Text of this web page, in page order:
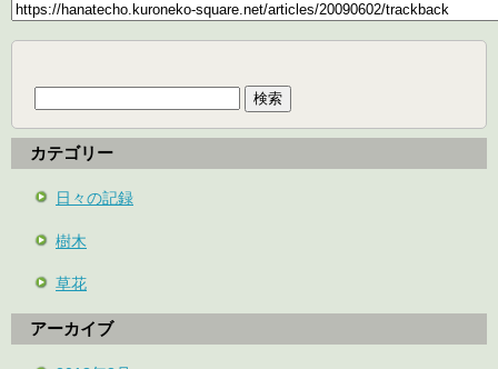
カテゴリー
日々の記録
樹木
草花
アーカイブ